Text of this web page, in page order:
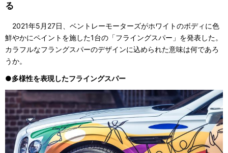
る
2021年5月27日、ベントレーモーターズがホワイトのボディに色
鮮やかにペイントを施した1台の「フライングスパー」を発表した。
カラフルなフラングスパーのデザインに込められた意味は何であろ
うか。
●多様性を表現したフライングスパー